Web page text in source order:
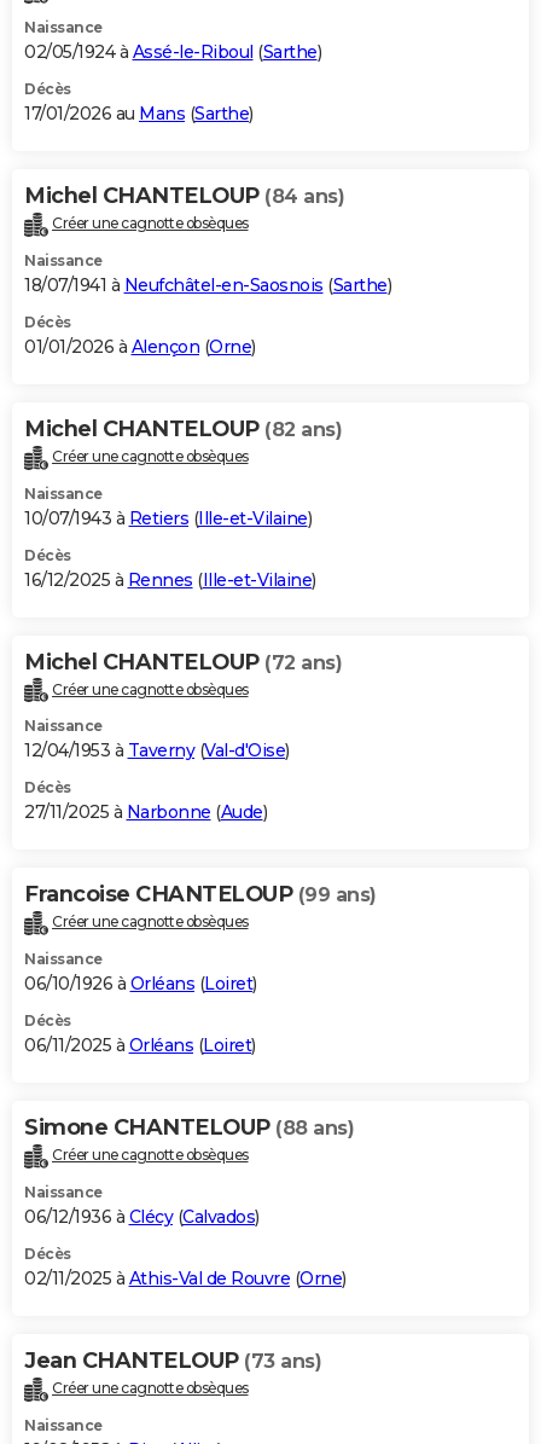
Naissance
02/05/1924 à Assé-le-Riboul (Sarthe)
Décès
17/01/2026 au Mans (Sarthe)
Michel CHANTELOUP (84 ans)
Créer une cagnotte obsèques
Naissance
18/07/1941 à Neufchâtel-en-Saosnois (Sarthe)
Décès
01/01/2026 à Alençon (Orne)
Michel CHANTELOUP (82 ans)
Créer une cagnotte obsèques
Naissance
10/07/1943 à Retiers (Ille-et-Vilaine)
Décès
16/12/2025 à Rennes (Ille-et-Vilaine)
Michel CHANTELOUP (72 ans)
Créer une cagnotte obsèques
Naissance
12/04/1953 à Taverny(Val-d'Oise)
Décès
27/11/2025 à Narbonne (Aude)
Francoise CHANTELOUP (99 ans)
Créer une cagnotte obsèques
Naissance
06/10/1926 à Orléans (Loiret)
Décès
06/11/2025 à Orléans (Loiret)
Simone CHANTELOUP (88 ans)
Créer une cagnotte obsèques
Naissance
06/12/1936 à Clécy(Calvados)
Décès
02/11/2025 à Athis-Val de Rouvre (Orne)
Jean CHANTELOUP (73 ans)
Créer une cagnotte obsèques
Naissance